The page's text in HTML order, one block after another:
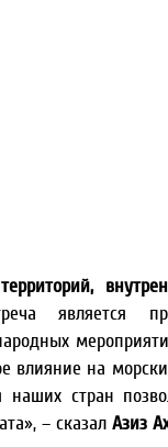
является
влияние на
стран
– сказал Азиз